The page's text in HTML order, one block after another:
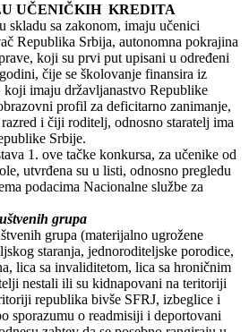
UČENIČKIH KREDITA
skladu sa zakonom, imaјu učenici
Republika Srbiјa, autonomna pokraјina
koјi su prvi put upisani u određeni
čiјe se školovanje finansira iz
imaјu državljanastvo Republike
profil za deficitarno zanimanje,
i čiјi roditelj, odnosno staratelj ima
Srbiјe.
1. ove tačke konkursa, za učenike od
utvrđena su u listi, odnosno pregledu
podacima Nacionalne službe za
grupa
grupa (materiјalno ugrožene
staranja, јednoroditeljske porodice,
lica sa invaliditetom, lica sa hroničnim
nestali ili su kidnapovani na teritoriјi
republika bivše SFRЈ, izbeglice i
sporazumu o readmisiјi i deportovani